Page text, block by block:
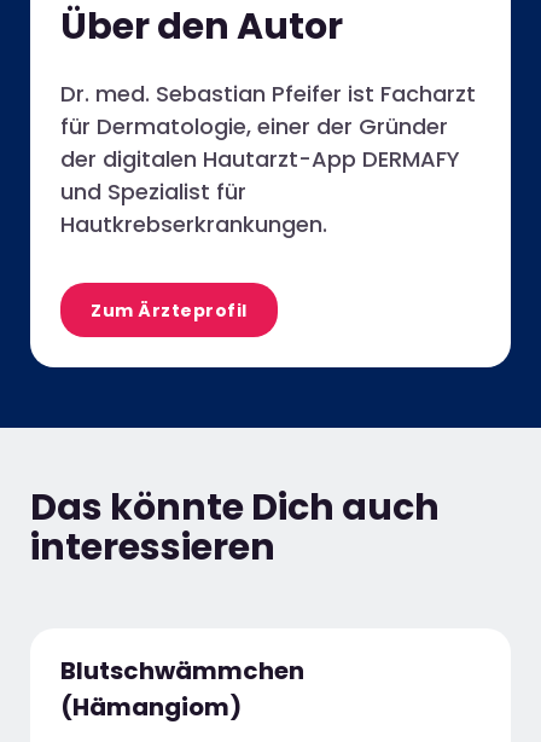
Über den Autor
Dr. med. Sebastian Pfeifer ist Facharzt
für Dermatologie, einer der Gründer
der digitalen Hautarzt-App DERMAFY
und Spezialist für
Hautkrebserkrankungen.
Zum Ärzteprofil
Das könnte Dich auch
interessieren
Blutschwämmchen
(Hämangiom)